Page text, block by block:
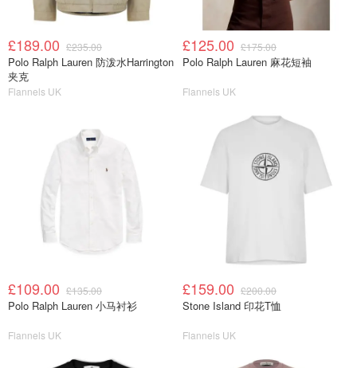
£189.00 £235.00
Polo Ralph Lauren 防泼水Harrington
夹克
Flannels UK
£125.00 £175.00
Polo Ralph Lauren 麻花短袖
Flannels UK
£109.00 £135.00
Polo Ralph Lauren 小马衬衫
Flannels UK
£159.00 £200.00
Stone Island 印花T恤
Flannels UK